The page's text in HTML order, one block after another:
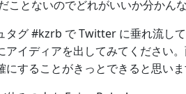
ことないのでどれがいいか分かん
タグ #kzrb で Twitter に垂れ流し
アイディアを出してみてください
することがきっとできると思いま